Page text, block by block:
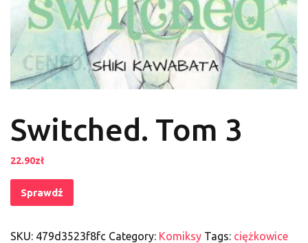
Switched. Tom 3
22.90zł
Sprawdź
SKU: 479d3523f8fc Category: Komiksy Tags: ciężkowice